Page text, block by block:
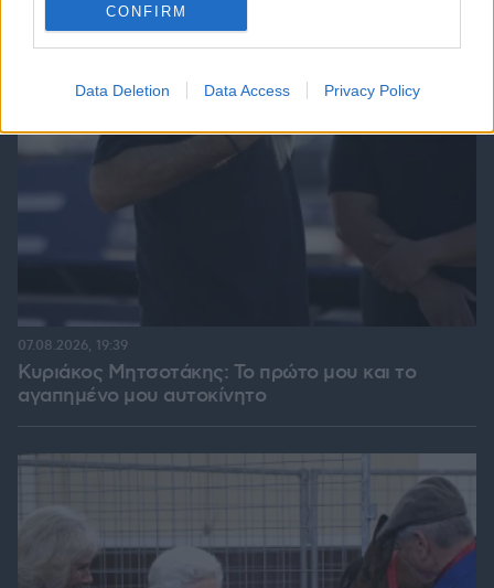
CONFIRM
Data Deletion Data Access Privacy Policy
Κυριάκος Μητσοτάκης: Το πρώτο μου και το
αγαπημένο μου αυτοκίνητο
07.08.2026, 19:39